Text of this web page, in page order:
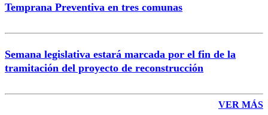
Temprana Preventiva en tres comunas
Semana legislativa estará marcada por el fin de la
tramitación del proyecto de reconstrucción
VER MÁS